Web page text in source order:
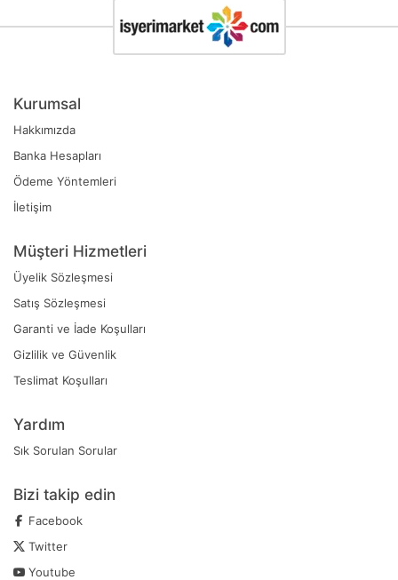
Kurumsal
Hakkımızda
Banka Hesapları
Ödeme Yöntemleri
İletişim
Müşteri Hizmetleri
Üyelik Sözleşmesi
Satış Sözleşmesi
Garanti ve İade Koşulları
Gizlilik ve Güvenlik
Teslimat Koşulları
Yardım
Sık Sorulan Sorular
Bizi takip edin
Facebook
Twitter
Youtube